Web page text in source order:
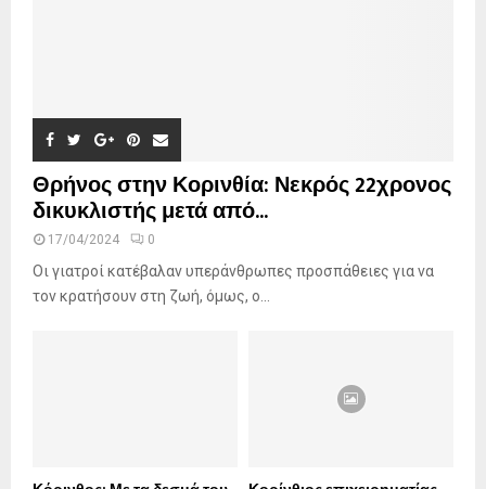
Θρήνος στην Κορινθία: Νεκρός 22χρονος
δικυκλιστής μετά από...
17/04/2024 0
Οι γιατροί κατέβαλαν υπεράνθρωπες προσπάθειες για να
τον κρατήσουν στη ζωή, όμως, ο...